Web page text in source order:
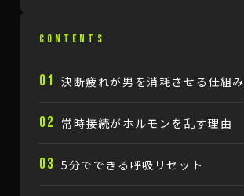
CONTENTS
01 決断疲れが男を消耗させる仕組み
02 常時接続がホルモンを乱す理由
03 5分でできる呼吸リセット